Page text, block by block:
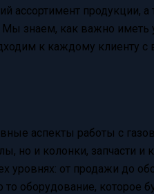
ассортимент продукции,
Мы знаем, как важно иметь
к каждому клиенту с
аспекты работы с
но и колонки, запчасти
уровнях: от продажи до
оборудование, которое